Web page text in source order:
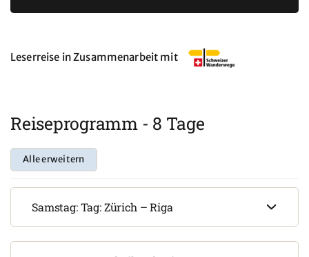
Leserreise in Zusammenarbeit mit
Reiseprogramm - 8 Tage
Alle erweitern
Samstag: Tag: Zürich – Riga